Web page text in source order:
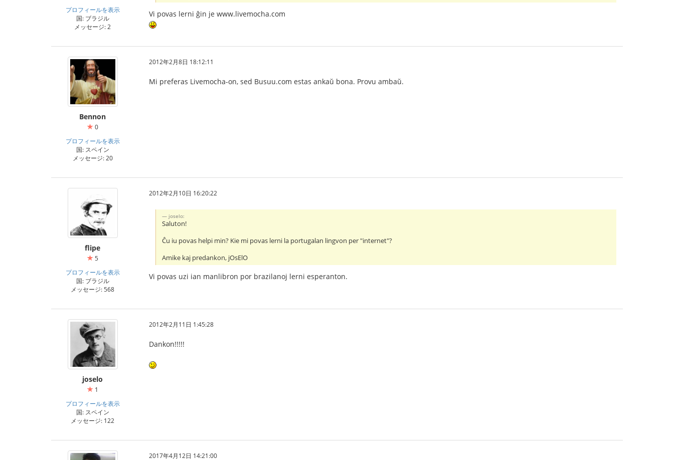
プロフィールを表示
国: ブラジル
メッセージ: 2
Vi povas lerni ĝin je www.livemocha.com
Bennon
0
プロフィールを表示
国: スペイン
メッセージ: 20
2012年2月8日 18:12:11
Mi preferas Livemocha-on, sed Busuu.com estas ankaŭ bona. Provu ambaŭ.
flipe
5
プロフィールを表示
国: ブラジル
メッセージ: 568
2012年2月10日 16:20:22
joselo:
Saluton!
Ĉu iu povas helpi min? Kie mi povas lerni la portugalan lingvon per "internet"?
Amike kaj predankon, jOsElO
Vi povas uzi ian manlibron por brazilanoj lerni esperanton.
joselo
1
プロフィールを表示
国: スペイン
メッセージ: 122
2012年2月11日 1:45:28
Dankon!!!!!
2017年4月12日 14:21:00